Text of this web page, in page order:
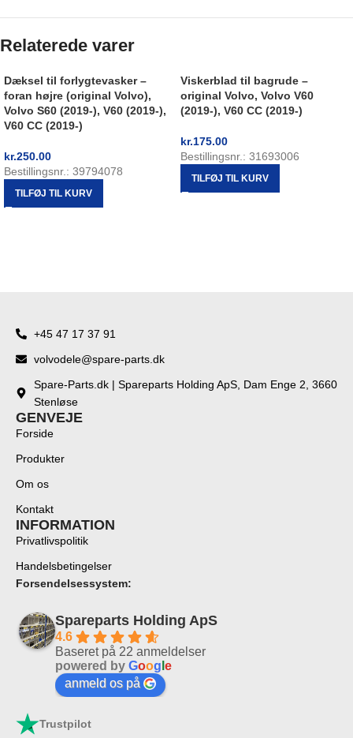
Relaterede varer
Dæksel til forlygtevasker –
foran højre (original Volvo),
Volvo S60 (2019-), V60 (2019-),
V60 CC (2019-)
kr.250.00
Bestillingsnr.: 39794078
TILFØJ TIL KURV
Viskerblad til bagrude –
original Volvo, Volvo V60
(2019-), V60 CC (2019-)
kr.175.00
Bestillingsnr.: 31693006
TILFØJ TIL KURV
+45 47 17 37 91
volvodele@spare-parts.dk
Spare-Parts.dk | Spareparts Holding ApS, Dam Enge 2, 3660
Stenløse
GENVEJE
Forside
Produkter
Om os
Kontakt
INFORMATION
Privatlivspolitik
Handelsbetingelser
Forsendelsessystem:
Spareparts Holding ApS
4.6
Baseret på 22 anmeldelser
powered by Goog e
anmeld os på
Trustpilot